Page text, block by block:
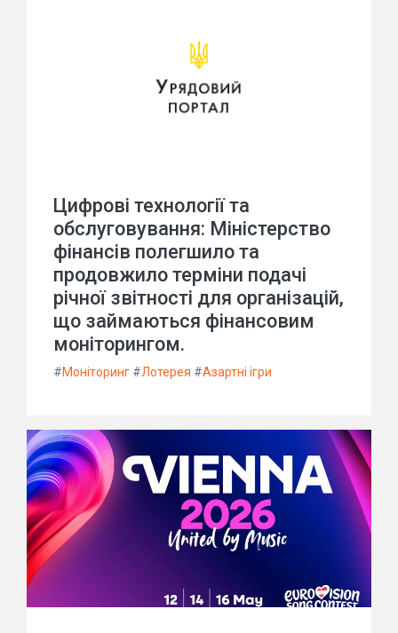
Цифрові технології та
обслуговування: Міністерство
фінансів полегшило та
продовжило терміни подачі
річної звітності для організацій,
що займаються фінансовим
моніторингом.
#Моніторинг #Лотерея #Азартні ігри